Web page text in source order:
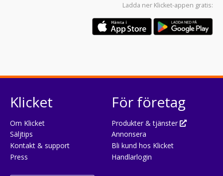
Ladda ner Klicket-appen gratis:
Klicket
Om Klicket
Säljtips
Kontakt & support
Press
För företag
Produkter & tjänster
Annonsera
Bli kund hos Klicket
Handlarlogin